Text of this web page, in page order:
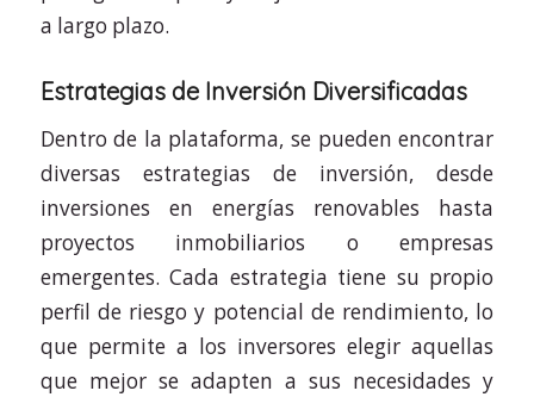
a largo plazo.
Estrategias de Inversión Diversificadas
Dentro de la plataforma, se pueden encontrar
diversas estrategias de inversión, desde
inversiones en energías renovables hasta
proyectos inmobiliarios o empresas
emergentes. Cada estrategia tiene su propio
perfil de riesgo y potencial de rendimiento, lo
que permite a los inversores elegir aquellas
que mejor se adapten a sus necesidades y